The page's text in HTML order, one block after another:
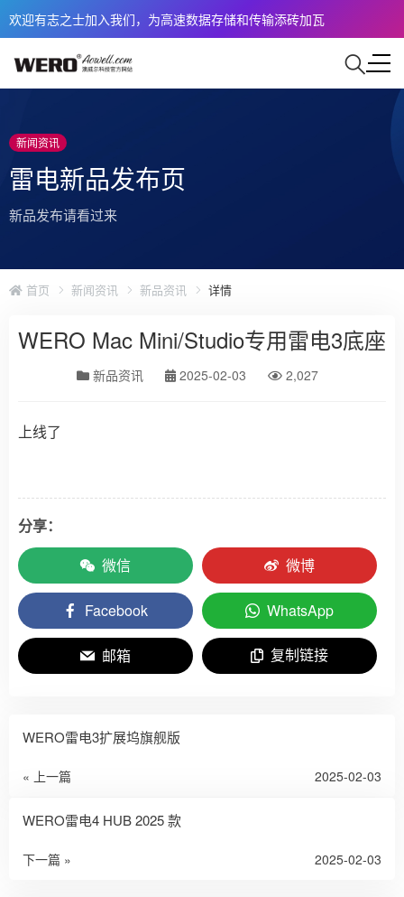
欢迎有志之士加入我们，为高速数据存储和传输添砖加瓦
新闻资讯
雷电新品发布页
新品发布请看过来
首页 新闻资讯 新品资讯 详情
WERO Mac Mini/Studio专用雷电3底座
新品资讯 2025-02-03 2,027
上线了
分享：
微信
微博
Facebook WhatsApp
邮箱 复制链接
WERO雷电3扩展坞旗舰版
« 上一篇 2025-02-03
WERO雷电4 HUB 2025 款
下一篇 » 2025-02-03